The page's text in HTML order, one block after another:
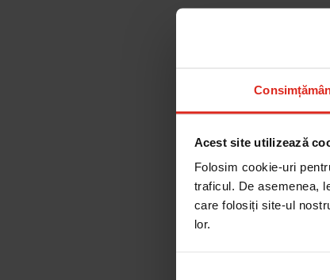
Acest site utilizează
Folosim cookie-uri
traficul. De asemenea,
care folosiți site-ul
lor.